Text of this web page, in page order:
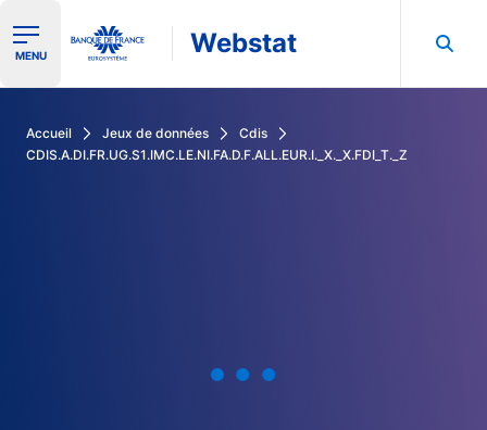
Ouvrir le menu de navigation
MENU Webstat
Accueil Jeux de données
Cdis
CDIS.A.DI.FR.UG.S1.IMC.LE.NI.FA.D.F.ALL.EUR.I._X._X.FDI_T._Z